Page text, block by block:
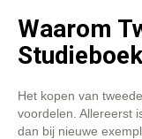
Waarom
Het kopen van
voordelen. Allereerst
dan bij nieuwe